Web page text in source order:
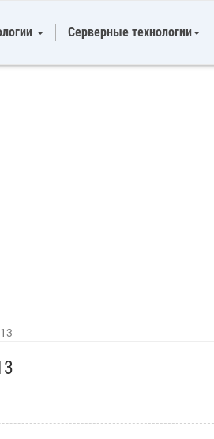
Серверные технологии